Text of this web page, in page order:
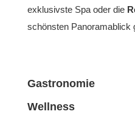
exklusivste Spa oder die
schönsten Panoramablick
Gastronomie
Wellness